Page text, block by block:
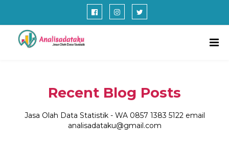
Recent Blog Posts
Jasa Olah Data Statistik - WA 0857 1383 5122 email
analisadataku@gmail.com